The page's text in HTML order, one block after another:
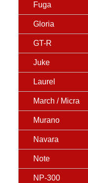
Fuga
Gloria
GT-R
Juke
Laurel
March / Micra
Murano
Navara
Note
NP-300